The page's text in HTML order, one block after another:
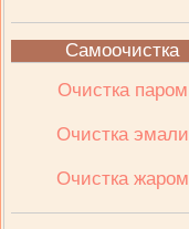
Самоочистка
Очистка паром
Очистка эмали
Очистка жаром